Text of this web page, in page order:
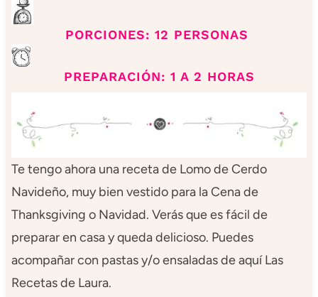
PORCIONES: 12 PERSONAS
PREPARACIÓN: 1 A 2 HORAS
Te tengo ahora una receta de Lomo de Cerdo
Navideño, muy bien vestido para la Cena de
Thanksgiving o Navidad. Verás que es fácil de
preparar en casa y queda delicioso. Puedes
acompañar con pastas y/o ensaladas de aquí Las
Recetas de Laura.